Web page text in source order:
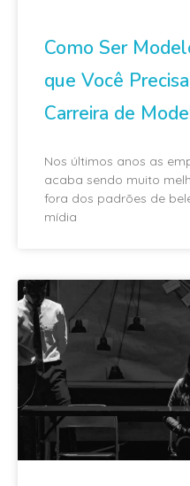
Como Ser
que Você
Carreira de
Nos últimos anos as
acaba sendo muito
fora dos padrões de
mídia